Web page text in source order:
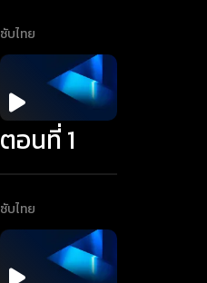
ซับไทย
ตอนที่ 1
ซับไทย